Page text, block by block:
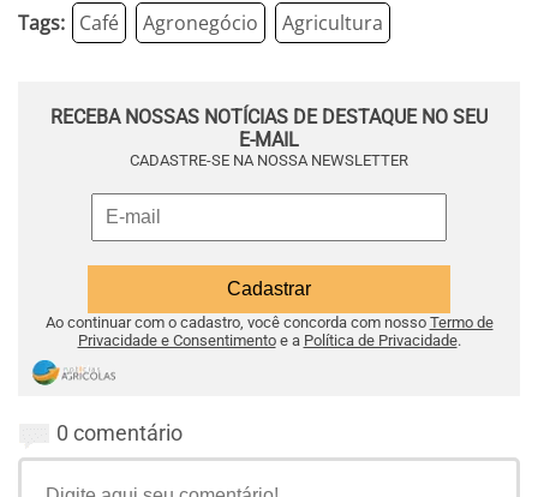
Tags: Café Agronegócio Agricultura
RECEBA NOSSAS NOTÍCIAS DE DESTAQUE NO SEU
E-MAIL
CADASTRE-SE NA NOSSA NEWSLETTER
Ao continuar com o cadastro, você concorda com nosso Termo de
Privacidade e Consentimentoe a Política de Privacidade.
0 comentário